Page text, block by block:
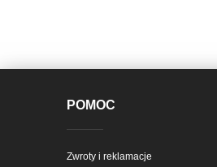
POMOC
Zwroty i reklamacje